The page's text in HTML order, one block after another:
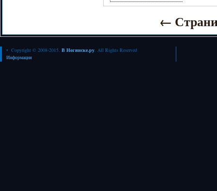
←
• Copyright © 2008-2015. В Ногинске.ру. All Rights Reserved
Информация